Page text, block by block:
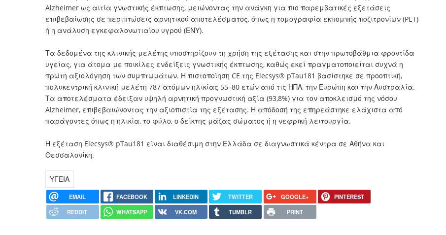
Alzheimer ως αιτία γνωστικής έκπτωσης, μειώνοντας την ανάγκη για πιο παρεμβατικές εξετάσεις
επιβεβαίωσης σε περιπτώσεις αρνητικού αποτελέσματος, όπως η τομογραφία εκπομπής ποζιτρονίων (PET)
ή η ανάλυση εγκεφαλονωτιαίου υγρού (ΕΝΥ).
Τα δεδομένα της κλινικής μελέτης υποστηρίζουν τη χρήση της εξέτασης και στην πρωτοβάθμια φροντίδα
υγείας, για άτομα με ποικίλες ενδείξεις γνωστικής έκπτωσης, καθώς εκεί πραγματοποιείται συχνά η
πρώτη αξιολόγηση των συμπτωμάτων. Η πιστοποίηση CE της Elecsys® pTau181 βασίστηκε σε προοπτική,
πολυκεντρική κλινική μελέτη 787 ατόμων ηλικίας 55–80 ετών από τις ΗΠΑ, την Ευρώπη και την Αυστραλία.
Τα αποτελέσματα έδειξαν υψηλή αρνητική προγνωστική αξία (93,8%) για τον αποκλεισμό της νόσου
Alzheimer, επιβεβαιώνοντας την αξιοπιστία της εξέτασης. Η απόδοσή της επηρεάστηκε ελάχιστα από
παράγοντες όπως η ηλικία, το φύλο, ο δείκτης μάζας σώματος ή η νεφρική λειτουργία.
Η εξέταση Elecsys® pTau181 είναι διαθέσιμη στην Ελλάδα σε διαγνωστικά κέντρα σε Αθήνα και
Θεσσαλονίκη.
ΥΓΕΙΑ
EMAIL FACEBOOK LINKEDIN TWITTER GOOGLE+
PINTEREST
REDDIT
WHATSAPP VK.COM TUMBLR PRINT